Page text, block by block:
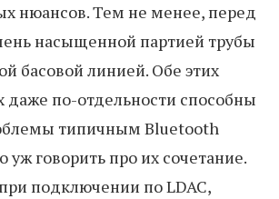
нюансов. Тем не менее, перед
насыщенной партией трубы
басовой линией. Обе этих
даже по-отдельности способны
типичным Bluetooth
уж говорить про их сочетание.
подключении по LDAC,